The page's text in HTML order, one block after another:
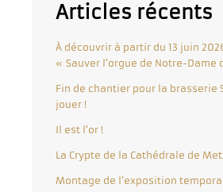
Articles récents
À découvrir à partir du 13 juin
« Sauver l’orgue de Notre-Dame
Fin de chantier pour la brasserie
jouer !
Il est l’or !
La Crypte de la Cathédrale de
Montage de l’exposition